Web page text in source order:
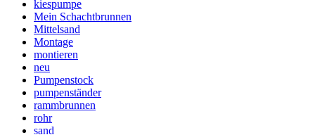
kiespumpe
Mein Schachtbrunnen
Mittelsand
Montage
montieren
neu
Pumpenstock
pumpenständer
rammbrunnen
rohr
sand